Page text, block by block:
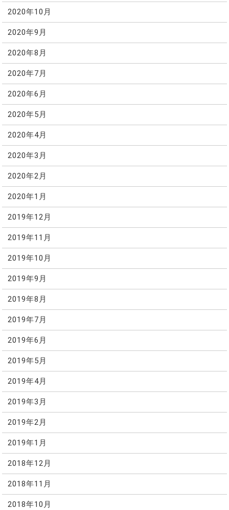
2020年10月
2020年9月
2020年8月
2020年7月
2020年6月
2020年5月
2020年4月
2020年3月
2020年2月
2020年1月
2019年12月
2019年11月
2019年10月
2019年9月
2019年8月
2019年7月
2019年6月
2019年5月
2019年4月
2019年3月
2019年2月
2019年1月
2018年12月
2018年11月
2018年10月